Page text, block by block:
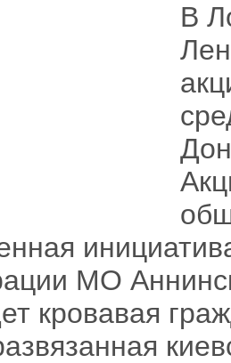
В
МО
кровавая